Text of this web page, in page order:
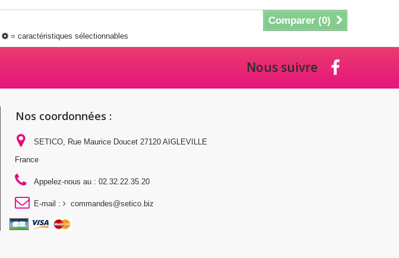
Comparer (0)
= caractéristiques sélectionnables
Nous suivre
Nos coordonnées :
SETICO, Rue Maurice Doucet 27120 AIGLEVILLE
France
Appelez-nous au : 02.32.22.35.20
E-mail : commandes@setico.biz